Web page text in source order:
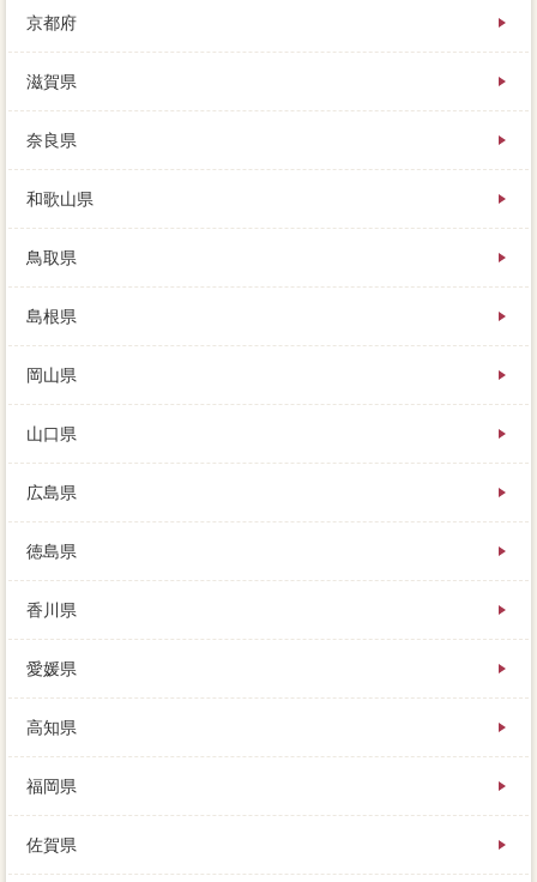
京都府
滋賀県
奈良県
和歌山県
鳥取県
島根県
岡山県
山口県
広島県
徳島県
香川県
愛媛県
高知県
福岡県
佐賀県